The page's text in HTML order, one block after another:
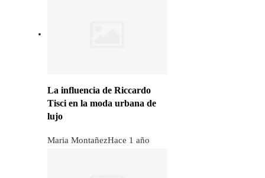
La influencia de Riccardo
Tisci en la moda urbana de
lujo
Maria MontañezHace 1 año